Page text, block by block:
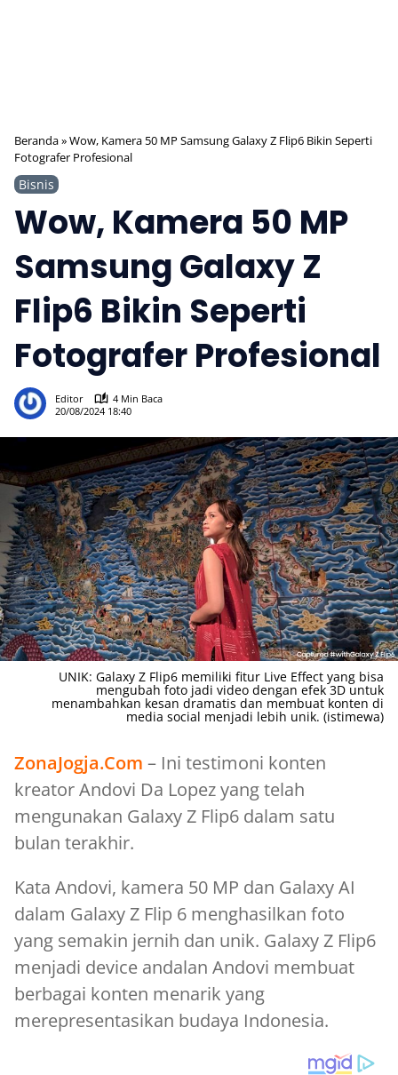
Beranda»Wow, Kamera 50 MP Samsung Galaxy Z Flip6 Bikin Seperti
Fotografer Profesional
Bisnis
Wow, Kamera 50 MP
Samsung Galaxy Z
Flip6 Bikin Seperti
Fotografer Profesional
Editor
4 Min Baca
20/08/2024 18:40
UNIK: Galaxy Z Flip6 memiliki fitur Live Effect yang bisa
mengubah foto jadi video dengan efek 3D untuk
menambahkan kesan dramatis dan membuat konten di
media social menjadi lebih unik. (istimewa)
ZonaJogja.Com – Ini testimoni konten
kreator Andovi Da Lopez yang telah
mengunakan Galaxy Z Flip6 dalam satu
bulan terakhir.
Kata Andovi, kamera 50 MP dan Galaxy AI
dalam Galaxy Z Flip 6 menghasilkan foto
yang semakin jernih dan unik. Galaxy Z Flip6
menjadi device andalan Andovi membuat
berbagai konten menarik yang
merepresentasikan budaya Indonesia.